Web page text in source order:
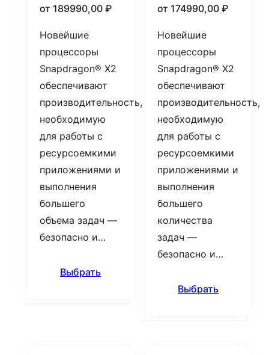
от 189990,00 ₽
Новейшие
процессоры
Snapdragon® X2
обеспечивают
производительность,
необходимую
для работы с
ресурсоемкими
приложениями и
выполнения
большего
объема задач —
безопасно и…
Выбрать
от 174990,00 ₽
Новейшие
процессоры
Snapdragon® X2
обеспечивают
производительность,
необходимую
для работы с
ресурсоемкими
приложениями и
выполнения
большего
количества
задач —
безопасно и…
Выбрать